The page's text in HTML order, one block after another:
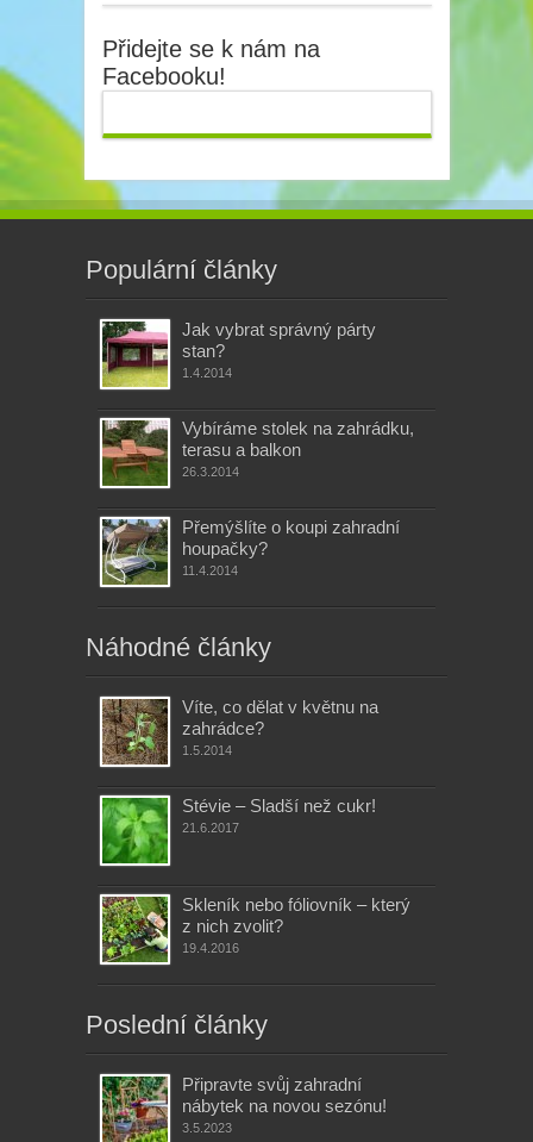
Přidejte se k nám na
Facebooku!
Populární články
Jak vybrat správný párty
stan?
1.4.2014
Vybíráme stolek na zahrádku,
terasu a balkon
26.3.2014
Přemýšlíte o koupi zahradní
houpačky?
11.4.2014
Náhodné články
Víte, co dělat v květnu na
zahrádce?
1.5.2014
Stévie – Sladší než cukr!
21.6.2017
Skleník nebo fóliovník – který
z nich zvolit?
19.4.2016
Poslední články
Připravte svůj zahradní
nábytek na novou sezónu!
3.5.2023